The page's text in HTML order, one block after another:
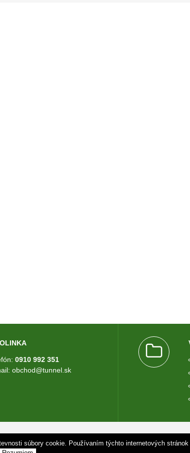
0910 992 351
obchod@tunnel.sk
UNIobchod,webhostingspoločnostiWEBYGROUP
súbory cookie. Používaním týchto internetových